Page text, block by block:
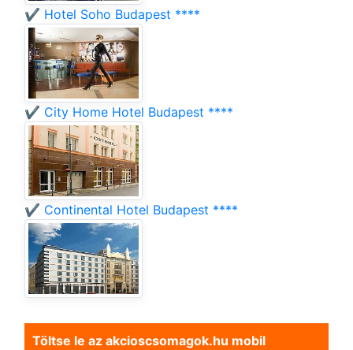
✔️ Hotel Soho Budapest ****
✔️ City Home Hotel Budapest ****
✔️ Continental Hotel Budapest ****
Töltse le az akcioscsomagok.hu mobil